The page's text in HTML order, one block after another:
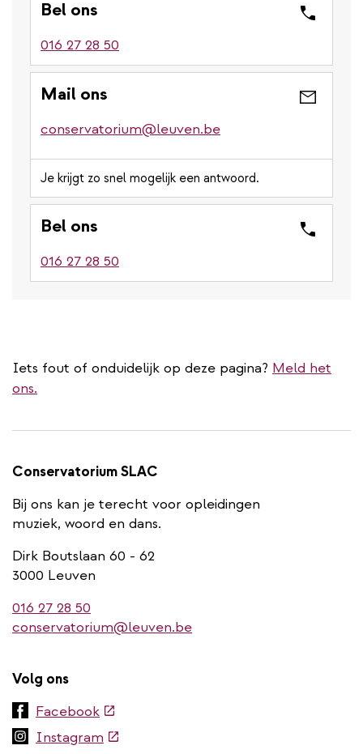
Bel ons
016 27 28 50
Mail ons
conservatorium@leuven.be
Je krijgt zo snel mogelijk een antwoord.
Bel ons
016 27 28 50
Iets fout of onduidelijk op deze pagina? Meld het
ons.
Conservatorium SLAC
Bij ons kan je terecht voor opleidingen
muziek, woord en dans.
Dirk Boutslaan 60 - 62
3000 Leuven
016 27 28 50
conservatorium@leuven.be
Volg ons
Facebook(externe
link)
Instagram (externe